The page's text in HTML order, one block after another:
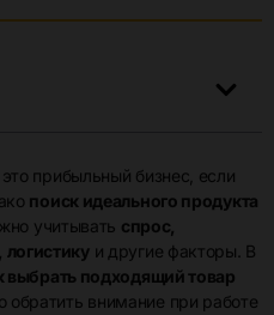
прибыльный бизнес, если
поиск идеального продукта
учитывать спрос,
и другие факторы. В
выбрать подходящий товар
обратить внимание при работе